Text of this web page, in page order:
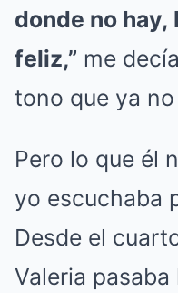
donde no hay,
feliz,” me
tono que ya
Pero lo que él
yo escuchaba
Desde el
Valeria